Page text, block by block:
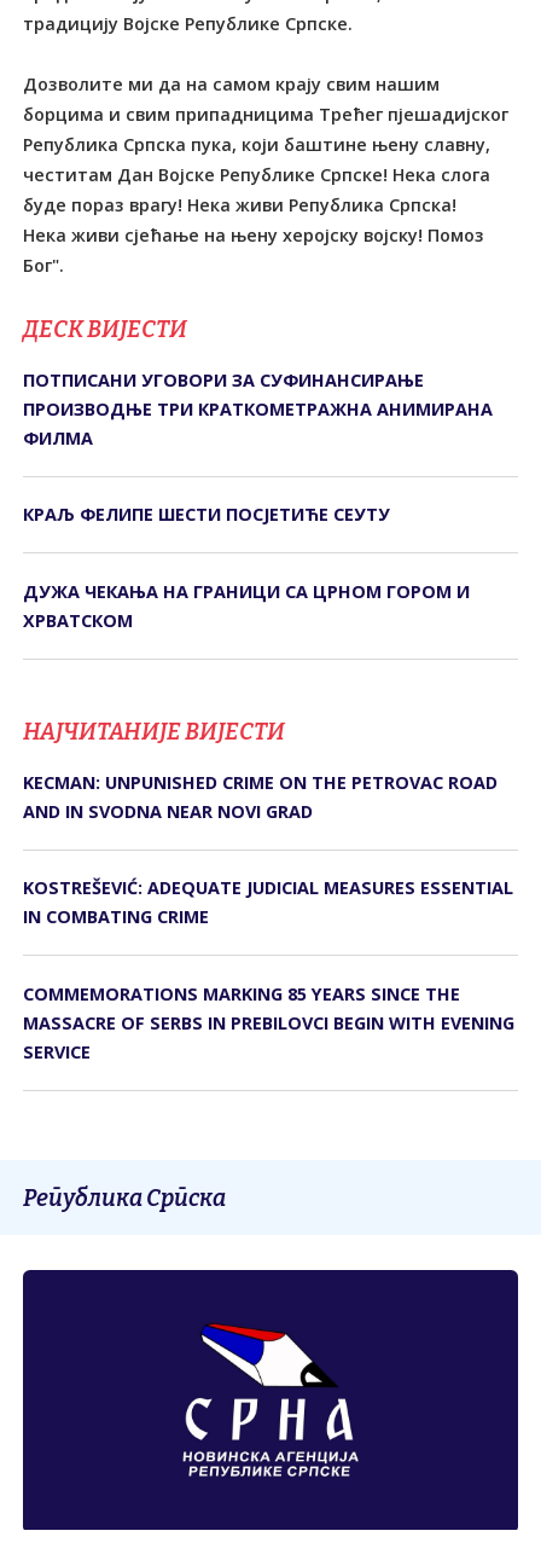
традицију Војске Републике Српске.
Дозволите ми да на самом крају свим нашим
борцима и свим припадницима Трећег пјешадијског
Република Српска пука, који баштине њену славну,
честитам Дан Војске Републике Српске! Нека слога
буде пораз врагу! Нека живи Република Српска!
Нека живи сјећање на њену херојску војску! Помоз
Бог".
ДЕСК ВИЈЕСТИ
ПОТПИСАНИ УГОВОРИ ЗА СУФИНАНСИРАЊЕ
ПРОИЗВОДЊЕ ТРИ КРАТКОМЕТРАЖНА АНИМИРАНА
ФИЛМА
КРАЉ ФЕЛИПЕ ШЕСТИ ПОСЈЕТИЋЕ СЕУТУ
ДУЖА ЧЕКАЊА НА ГРАНИЦИ СА ЦРНОМ ГОРОМ И
ХРВАТСКОМ
НАЈЧИТАНИЈЕ ВИЈЕСТИ
KECMAN: UNPUNISHED CRIME ON THE PETROVAC ROAD
AND IN SVODNA NEAR NOVI GRAD
KOSTREŠEVIĆ: ADEQUATE JUDICIAL MEASURES ESSENTIAL
IN COMBATING CRIME
COMMEMORATIONS MARKING 85 YEARS SINCE THE
MASSACRE OF SERBS IN PREBILOVCI BEGIN WITH EVENING
SERVICE
Република Српска